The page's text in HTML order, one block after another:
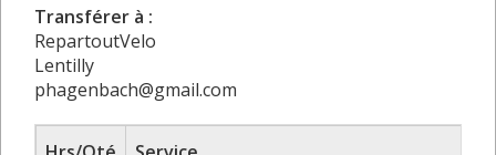
Transférer à :
RepartoutVelo
Lentilly
phagenbach@gmail.com